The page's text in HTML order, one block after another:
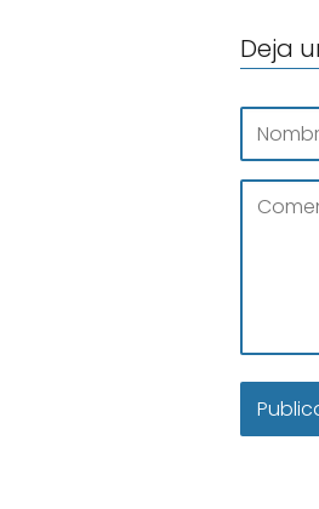
Deja